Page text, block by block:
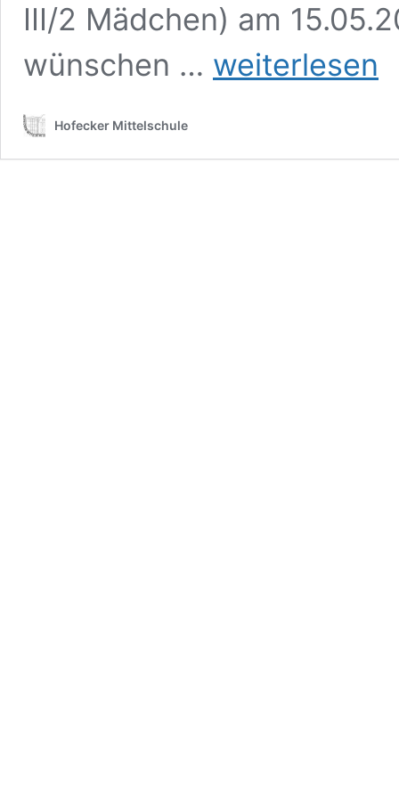
III/2 Mädchen) am
wünschen …
Platz
weiterlesen
Hofecker Mittelschule